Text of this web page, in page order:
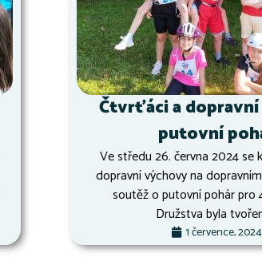
Čtvrťáci a
putovní
Ve středu 26. června 2024 se
dopravní výchovy na
soutěž o putovní pohár pro
Družstva byla
1 července, 2024